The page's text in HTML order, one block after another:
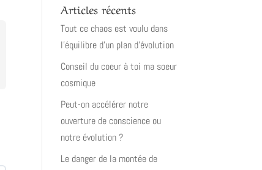
Articles récents
Tout ce chaos est voulu dans
l’équilibre d’un plan d’évolution
Conseil du coeur à toi ma soeur
cosmique
Peut-on accélérer notre
ouverture de conscience ou
notre évolution ?
Le danger de la montée de